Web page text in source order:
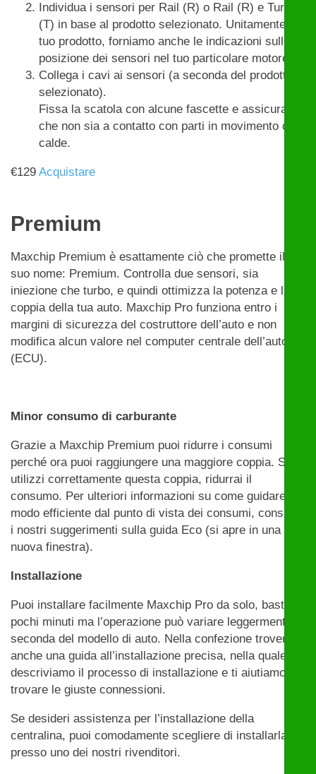
Individua i sensori per Rail (R) o Rail (R) e Turbo
(T) in base al prodotto selezionato. Unitamente al
tuo prodotto, forniamo anche le indicazioni sulla
posizione dei sensori nel tuo particolare motore.
Collega i cavi ai sensori (a seconda del prodotto
selezionato).
Fissa la scatola con alcune fascette e assicurati
che non sia a contatto con parti in movimento o
calde.
€129 Acquistare
Premium
Maxchip Premium è esattamente ciò che promette il
suo nome: Premium. Controlla due sensori, sia
iniezione che turbo, e quindi ottimizza la potenza e la
coppia della tua auto. Maxchip Pro funziona entro i
margini di sicurezza del costruttore dell’auto e non
modifica alcun valore nel computer centrale dell’auto
(ECU).
Minor consumo di carburante
Grazie a Maxchip Premium puoi ridurre i consumi
perché ora puoi raggiungere una maggiore coppia. Se
utilizzi correttamente questa coppia, ridurrai il
consumo. Per ulteriori informazioni su come guidare in
modo efficiente dal punto di vista dei consumi, consulta
i nostri suggerimenti sulla guida Eco (si apre in una
nuova finestra).
Installazione
Puoi installare facilmente Maxchip Pro da solo, bastano
pochi minuti ma l’operazione può variare leggermente a
seconda del modello di auto. Nella confezione troverai
anche una guida all’installazione precisa, nella quale
descriviamo il processo di installazione e ti aiutiamo a
trovare le giuste connessioni.
Se desideri assistenza per l’installazione della
centralina, puoi comodamente scegliere di installarla
presso uno dei nostri rivenditori.